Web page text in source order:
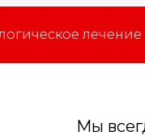
грыж и
Мы